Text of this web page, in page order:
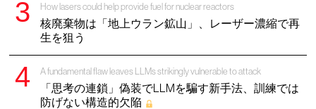
How lasers could help provide fuel for nuclear reactors
核廃棄物は「地上ウラン鉱山」、レーザー濃縮で再
生を狙う
A fundamental flaw leaves LLMs strikingly vulnerable to attack
「思考の連鎖」偽装でLLMを騙す新手法、訓練では
防げない構造的欠陥